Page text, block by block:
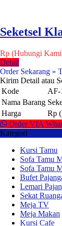
Seketsel
Rp (Hubungi
Detail
Order Sekarang »
Kirim Detail atau
Kode
AF-
Nama Barang
Harga
Rp
Order VIA
Kategori
Kursi Tamu
Sofa Tamu
Sofa Tamu
Bufet
Lemari
Sekat
Meja TV
Meja Makan
Kursi Cafe